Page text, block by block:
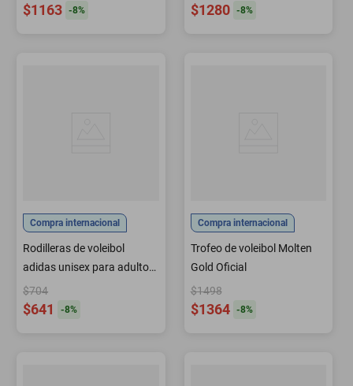
$1163 -8% $1280 -8%
Compra internacional
Rodilleras de voleibol
adidas unisex para adultos
blanco/negro talla pequeña
$704
$641 -8%
Compra internacional
Trofeo de voleibol Molten
Gold Oficial
$1498
$1364 -8%